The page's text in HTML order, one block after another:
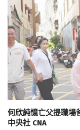
何欣純憶亡父提職場
中央社 CNA